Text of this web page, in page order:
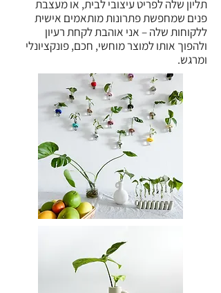
תליון שלה לפריט עיצובי לבית, או מעצבת
פנים שמחפשת פתרונות מותאמים אישית
ללקוחות שלה – אני אוהבת לקחת רעיון
ולהפוך אותו למוצר מוחשי, חכם, פונקציונלי
ומרגש.